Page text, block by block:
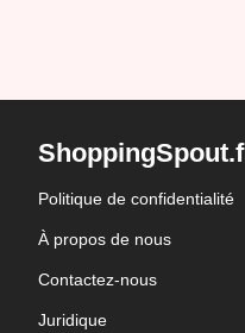
Politique de confidentialité
À propos de nous
Contactez-nous
Juridique